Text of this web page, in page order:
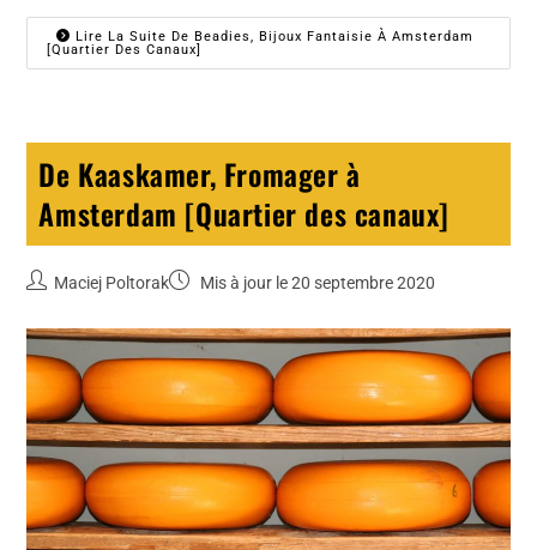
Lire La Suite De Beadies, Bijoux Fantaisie À Amsterdam
[Quartier Des Canaux]
De Kaaskamer, Fromager à
Amsterdam [Quartier des canaux]
Maciej Poltorak Mis à jour le 20 septembre 2020